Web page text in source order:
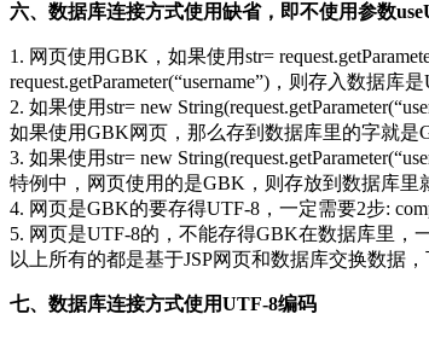
六、数据库连接方式使用缺省，即不使用参数
1. 网页使用GBK，如果使用str=
request.getParameter(“username”)，则存入数据库
2. 如果使用str= new
如果使用GBK网页，那么存到数据库里的字就是
3. 如果使用str= new
特例中，网页使用的是GBK，则存放到数据库里
4. 网页是GBK的要存得UTF-8，一定需要2步:
5. 网页是UTF-8的，不能存得GBK在数据库里，
以上所有的都是基于JSP网页和数据库交换数据
七、数据库连接方式使用UTF-8编码